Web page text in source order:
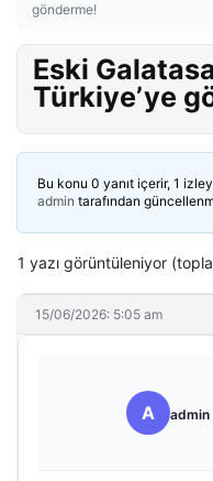
gönderme!
Eski
Türkiye’ye
Bu konu 0 yanıt içerir, 1
admin tarafından
1 yazı görüntüleniyor
15/06/2026: 5:05 am
A admin